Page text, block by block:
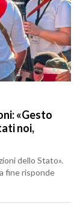
«Gesto
noi,
dello Stato».
fine risponde